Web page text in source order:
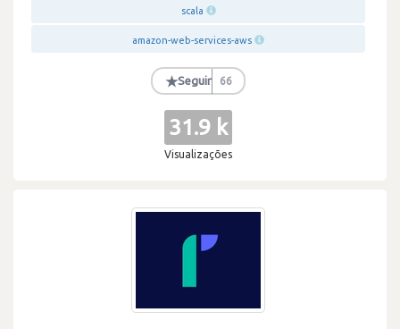
scala
amazon-web-services-aws
★Seguir 66
31.9 k
Visualizações